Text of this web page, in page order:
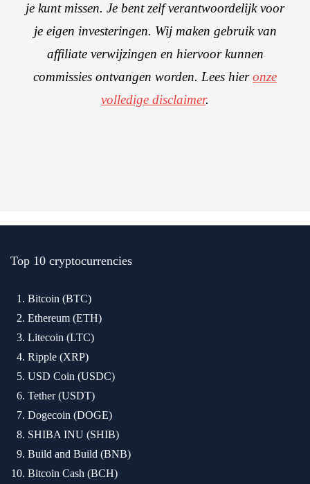
je kunt missen. Je bent zelf verantwoordelijk voor
je eigen investeringen. Wij maken gebruik van
affiliate verwijzingen en hiervoor kunnen
commissies ontvangen worden. Lees hieronze
volledige disclaimer.
Top 10 cryptocurrencies
Bitcoin (BTC)
Ethereum (ETH)
Litecoin (LTC)
Ripple (XRP)
USD Coin (USDC)
Tether (USDT)
Dogecoin (DOGE)
SHIBA INU (SHIB)
Build and Build (BNB)
Bitcoin Cash (BCH)